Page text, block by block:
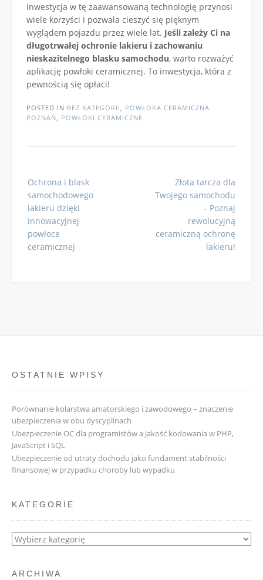
Inwestycja w tę zaawansowaną technologię przynosi
wiele korzyści i pozwala cieszyć się pięknym
wyglądem pojazdu przez wiele lat. Jeśli zależy Ci na
długotrwałej ochronie lakieru i zachowaniu
nieskazitelnego blasku samochodu, warto rozważyć
aplikację powłoki ceramicznej. To inwestycja, która z
pewnością się opłaci!
POSTED IN BEZ KATEGORII
POWŁOKA CERAMICZNA
POZNAŃ
POWŁOKI CERAMICZNE
navigation
Ochrona i blask
samochodowego
lakieru dzięki
innowacyjnej
powłoce
ceramicznej
Złota tarcza dla
Twojego samochodu
– Poznaj
rewolucyjną
ceramiczną ochronę
lakieru!
OSTATNIE WPISY
Porównanie kolarstwa amatorskiego i zawodowego – znaczenie
ubezpieczenia w obu dyscyplinach
Ubezpieczenie OC dla programistów a jakość kodowania w PHP,
JavaScript i SQL
Ubezpieczenie od utraty dochodu jako fundament stabilności
finansowej w przypadku choroby lub wypadku
KATEGORIE
Kategorie
ARCHIWA